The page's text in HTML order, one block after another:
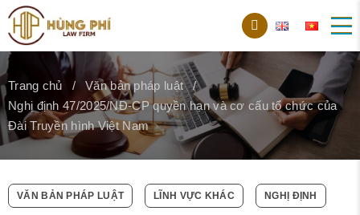
Trang chủ
Văn bản pháp luật
Nghị định 47/2025/NĐ-CP quyền hạn và cơ cấu tổ chức của
Đài Truyền hình Việt Nam
VĂN BẢN PHÁP LUẬT LĨNH VỰC KHÁC NGHỊ ĐỊNH